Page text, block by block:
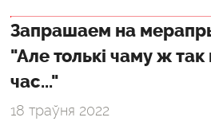
Запрашаем на
"Але толькі чаму ж
час..."
18 траўня 2022